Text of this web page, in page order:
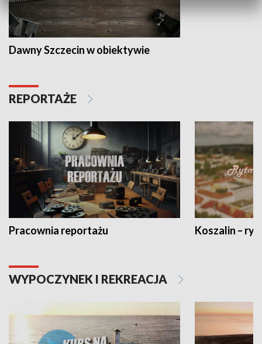
Dawny Szczecin w obiektywie
REPORTAŻE
Pracownia reportażu Koszalin –
WYPOCZYNEK I REKREACJA